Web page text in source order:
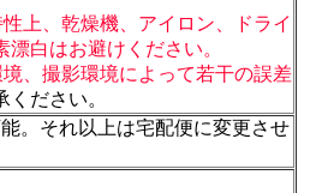
上、乾燥機、アイロン、ドライ
漂白はお避けください。
、撮影環境によって若干の誤差
ください。
。それ以上は宅配便に変更させ